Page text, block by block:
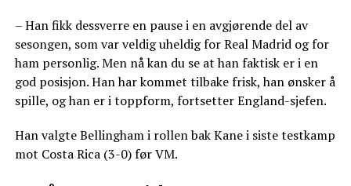
– Han fikk dessverre en pause i en avgjørende del av
sesongen, som var veldig uheldig for Real Madrid og for
ham personlig. Men nå kan du se at han faktisk er i en
god posisjon. Han har kommet tilbake frisk, han ønsker å
spille, og han er i toppform, fortsetter England-sjefen.
Han valgte Bellingham i rollen bak Kane i siste testkamp
mot Costa Rica (3-0) før VM.